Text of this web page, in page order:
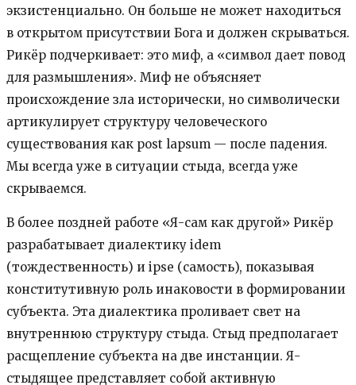
экзистенциально. Он больше не может находиться
в открытом присутствии Бога и должен скрываться.
Рикёр подчеркивает: это миф, а «символ дает повод
для размышления». Миф не объясняет
происхождение зла исторически, но символически
артикулирует структуру человеческого
существования как post lapsum — после падения.
Мы всегда уже в ситуации стыда, всегда уже
скрываемся.
В более поздней работе «Я-сам как другой» Рикёр
разрабатывает диалектику idem
(тождественность) и ipse (самость), показывая
конститутивную роль инаковости в формировании
субъекта. Эта диалектика проливает свет на
внутреннюю структуру стыда. Стыд предполагает
расщепление субъекта на две инстанции. Я-
стыдящее представляет собой активную